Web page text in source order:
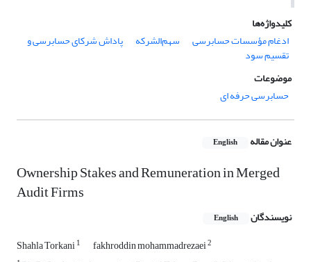
کلیدواژه‌ها
ادغام مؤسسات حسابرسی
سهم‌الشرکه پاداش شرکای حسابرسی و
تقسیم سود
موضوعات
حسابرسی حرفه ای
عنوان مقاله English
Ownership Stakes and Remuneration in Merged
Audit Firms
نویسندگان English
Shahla Torkani1 fakhroddin mohammadrezaei2